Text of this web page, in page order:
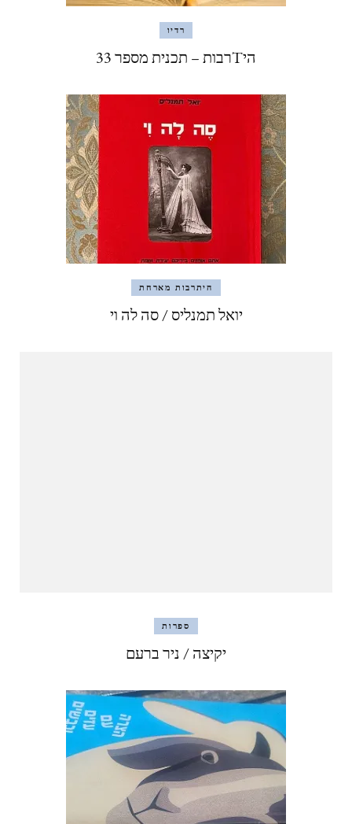
רדיו
היTרבות – תכנית מספר 33
היתרבות מארחת
יואל תמנליס / סה לה וי
ספרות
יקיצה / ניר ברעם